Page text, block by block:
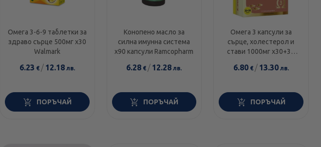
Омега 3-6-9 таблетки за
здраво сърце 500мг х30
Walmark
6.23 € / 12.18лв.
ПОРЪЧАЙ
Конопено масло за
силна имунна система
х90 капсули Ramcopharm
6.28 € / 12.28 лв.
ПОРЪЧАЙ
Омега 3 капсули за
сърце, холестерол и
стави 1000мг х30+30
6.80€ / 13.30лв.
ПОРЪЧАЙ